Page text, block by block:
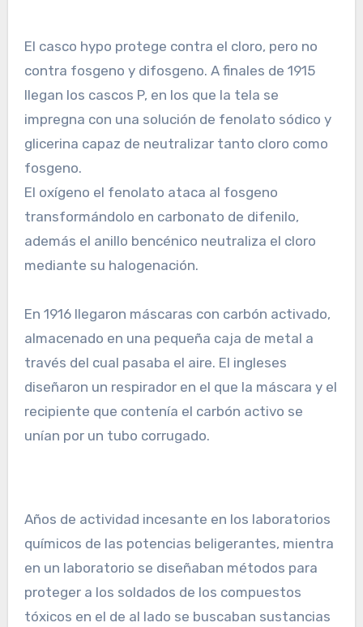
El casco hypo protege contra el cloro, pero no
contra fosgeno y difosgeno. A finales de 1915
llegan los cascos P, en los que la tela se
impregna con una solución de fenolato sódico y
glicerina capaz de neutralizar tanto cloro como
fosgeno.
El oxígeno el fenolato ataca al fosgeno
transformándolo en carbonato de difenilo,
además el anillo bencénico neutraliza el cloro
mediante su halogenación.
En 1916 llegaron máscaras con carbón activado,
almacenado en una pequeña caja de metal a
través del cual pasaba el aire. El ingleses
diseñaron un respirador en el que la máscara y el
recipiente que contenía el carbón activo se
unían por un tubo corrugado.
Años de actividad incesante en los laboratorios
químicos de las potencias beligerantes, mientra
en un laboratorio se diseñaban métodos para
proteger a los soldados de los compuestos
tóxicos en el de al lado se buscaban sustancias